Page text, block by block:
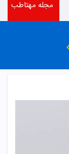
مجله مهتاطب